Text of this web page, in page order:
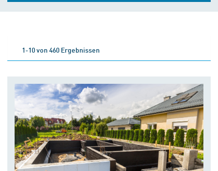
1-10 von 460 Ergebnissen